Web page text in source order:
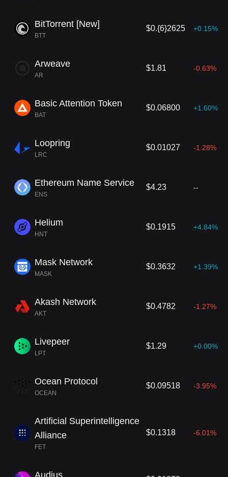
BitTorrent [New]
BTT
$0.{6}2625 +0.15%
Arweave
AR
$1.81 -0.63%
Basic Attention Token
BAT
$0.06800 +1.60%
Loopring
LRC
$0.01027 -1.28%
Ethereum Name Service
ENS
$4.23 --
Helium
HNT
$0.1915 +4.84%
Mask Network
MASK
$0.3632 +1.39%
Akash Network
AKT
$0.4782 -1.27%
Livepeer
LPT
$1.29 +0.00%
Ocean Protocol
OCEAN
$0.09518 -3.95%
Artificial Superintelligence
Alliance
FET
$0.1318 -6.01%
Audius